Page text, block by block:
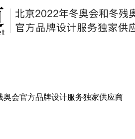
奥会官方品牌设计服务独家供应商